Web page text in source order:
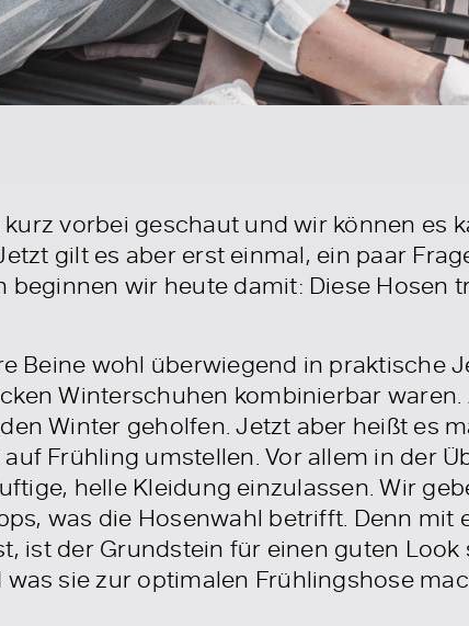
vorbei geschaut und wir können es
gilt es aber erst einmal, ein paar
beginnen wir heute damit: Diese Hosen
Beine wohl überwiegend in praktische
Winterschuhen kombinierbar
Winter geholfen. Jetzt aber heißt es
Frühling umstellen. Vor allem in der
helle Kleidung einzulassen. Wir
was die Hosenwahl betrifft. Denn mit
ist der Grundstein für einen guten Look
sie zur optimalen Frühlingshose